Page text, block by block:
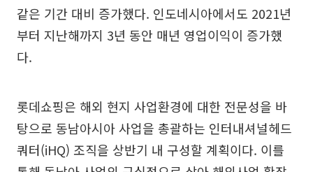
같은 기간 대비 증가했다. 인도네시아에서도 2021년
부터 지난해까지 3년 동안 매년 영업이익이 증가했
다.
롯데쇼핑은 해외 현지 사업환경에 대한 전문성을 바
탕으로 동남아시아 사업을 총괄하는 인터내셔널헤드
쿼터(iHQ) 조직을 상반기 내 구성할 계획이다. 이를